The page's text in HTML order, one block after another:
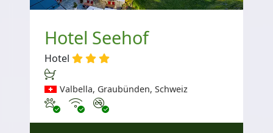
Hotel Seehof
Hotel
Valbella, Graubünden, Schweiz
Haustiere erlaubt
InternetNichtraucher